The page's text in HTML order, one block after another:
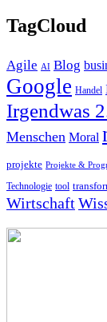
TagCloud
Agile AI Blog
Google Handel
Irgendwas
Menschen Moral
projekte Projekte &
Technologie tool
Wirtschaft